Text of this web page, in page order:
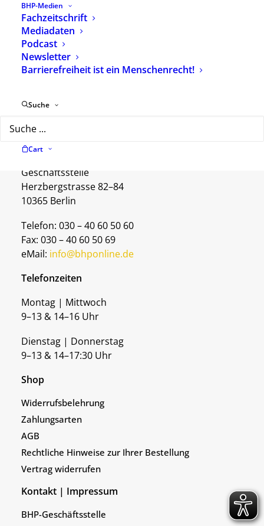
BHP-Medien
Fachzeitschrift
Mediadaten
Podcast
Newsletter
Barrierefreiheit ist ein Menschenrecht!
Suche
Cart
Immer auf dem Laufenden sein?
Abonnieren Sie unseren Newsletter.
Kontakt
Geschäftsstelle
Herzbergstrasse 82–84
10365 Berlin
Telefon: 030 – 40 60 50 60
Fax: 030 – 40 60 50 69
eMail: info@bhponline.de
Telefonzeiten
Montag | Mittwoch
9–13 & 14–16 Uhr
Dienstag | Donnerstag
9–13 & 14–17:30 Uhr
Shop
Widerrufsbelehrung
Zahlungsarten
AGB
Rechtliche Hinweise zur Ihrer Bestellung
Vertrag widerrufen
Kontakt | Impressum
BHP-Geschäftsstelle